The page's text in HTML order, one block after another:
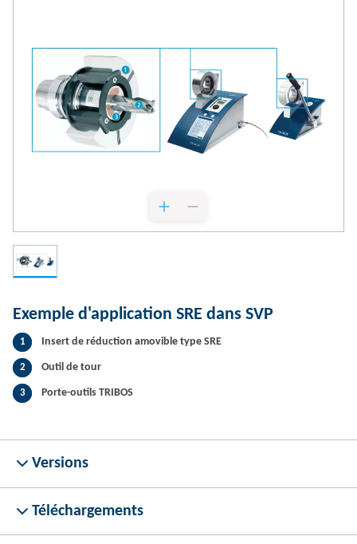
Exemple d'application SRE dans SVP
1 Insert de réduction amovible type SRE
2 Outil de tour
3 Porte-outils TRIBOS
Versions
Téléchargements